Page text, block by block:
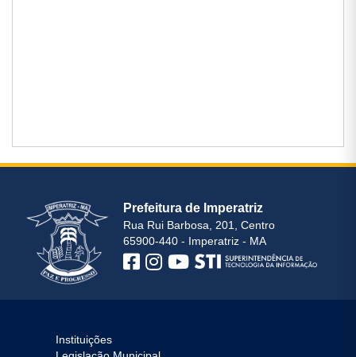
Prefeitura de Imperatriz
Rua Rui Barbosa, 201, Centro
65900-440 - Imperatriz - MA
Instituições